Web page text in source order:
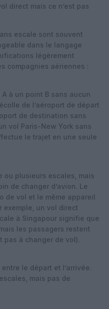
direct mais ce n’est pas
escale sont souvent
dans le langage
légèrement
compagnies aériennes :
A à un point B sans aucun
de l’aéroport de départ
de destination sans
vol Paris-New York sans
le trajet en une seule
ou plusieurs escales, mais
de changer d’avion. Le
de vol et le même appareil
exemple, un vol direct
à Singapour signifie que
les passagers restent
pas à changer de vol).
le départ et l’arrivée.
mais pas de